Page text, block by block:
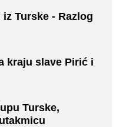
Turske - Razlog
kraju slave Pirić i
Turske,